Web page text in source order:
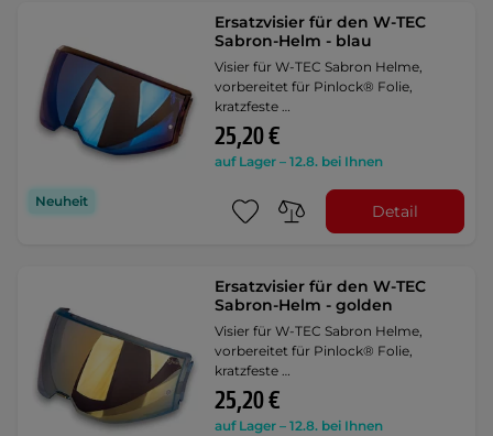
Neuheit
Ersatzvisier für den W-TEC
Sabron-Helm - blau
Visier für W-TEC Sabron Helme,
vorbereitet für Pinlock® Folie,
kratzfeste …
25,20 €
auf Lager – 12.8. bei Ihnen
Detail
Ersatzvisier für den W-TEC
Sabron-Helm - golden
Visier für W-TEC Sabron Helme,
vorbereitet für Pinlock® Folie,
kratzfeste …
25,20 €
auf Lager – 12.8. bei Ihnen